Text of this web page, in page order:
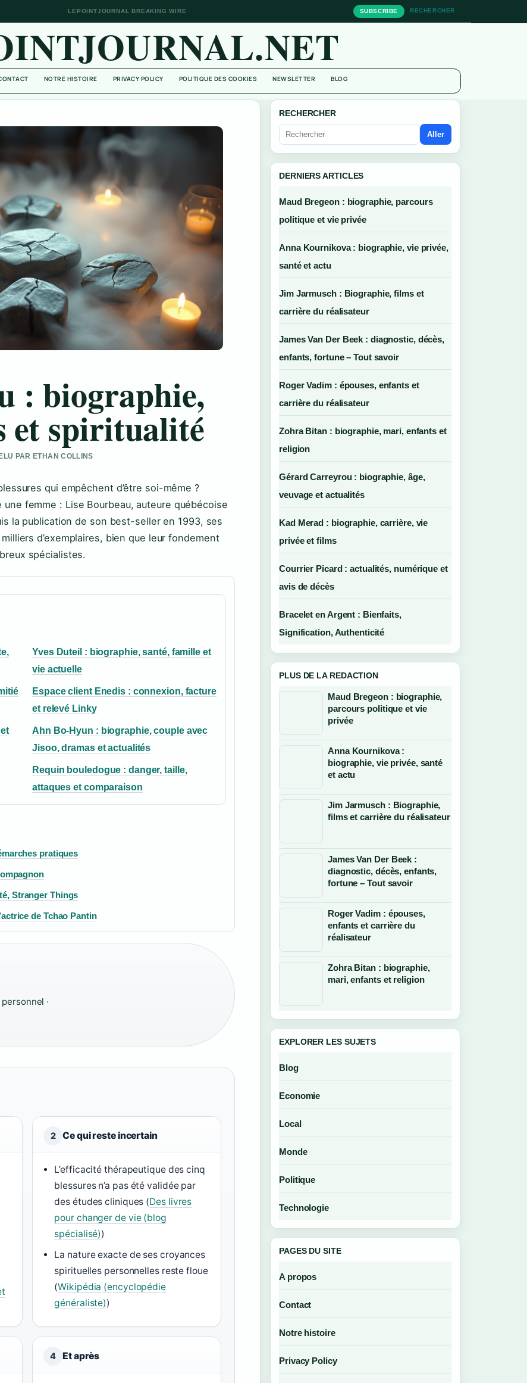
LEPOINTJOURNAL BREAKING WIRE SUBSCRIBE RECHERCHER
NOTRE HISTOIRE PRIVACY POLICY POLITIQUE DES COOKIES NEWSLETTER BLOG
: biographie,
et spiritualité
PAR ETHAN COLLINS
qui empêchent d’être soi-même ?
femme : Lise Bourbeau, auteure québécoise
la publication de son best-seller en 1993, ses
d’exemplaires, bien que leur fondement
spécialistes.
Yves Duteil : biographie, santé, famille et
vie actuelle
Espace client Enedis : connexion, facture
et relevé Linky
Ahn Bo-Hyun : biographie, couple avec
Jisoo, dramas et actualités
Requin bouledogue : danger, taille,
attaques et comparaison
pratiques
Stranger Things
de Tchao Pantin
·
2 Ce qui reste incertain
L’efficacité thérapeutique des cinq
blessures n’a pas été validée par
des études cliniques (Des livres
pour changer de vie (blog
spécialisé))
La nature exacte de ses croyances
spirituelles personnelles reste floue
(Wikipédia (encyclopédie
généraliste))
4 Et après
RECHERCHER
Aller
DERNIERS ARTICLES
Maud Bregeon : biographie, parcours
politique et vie privée
Anna Kournikova : biographie, vie privée,
santé et actu
Jim Jarmusch : Biographie, films et
carrière du réalisateur
James Van Der Beek : diagnostic, décès,
enfants, fortune – Tout savoir
Roger Vadim : épouses, enfants et
carrière du réalisateur
Zohra Bitan : biographie, mari, enfants et
religion
Gérard Carreyrou : biographie, âge,
veuvage et actualités
Kad Merad : biographie, carrière, vie
privée et films
Courrier Picard : actualités, numérique et
avis de décès
Bracelet en Argent : Bienfaits,
Signification, Authenticité
PLUS DE LA REDACTION
Maud Bregeon : biographie,
parcours politique et vie
privée
Anna Kournikova :
biographie, vie privée, santé
et actu
Jim Jarmusch : Biographie,
films et carrière du réalisateur
James Van Der Beek :
diagnostic, décès, enfants,
fortune – Tout savoir
Roger Vadim : épouses,
enfants et carrière du
réalisateur
Zohra Bitan : biographie,
mari, enfants et religion
EXPLORER LES SUJETS
Blog
Economie
Local
Monde
Politique
Technologie
PAGES DU SITE
A propos
Contact
Notre histoire
Privacy Policy